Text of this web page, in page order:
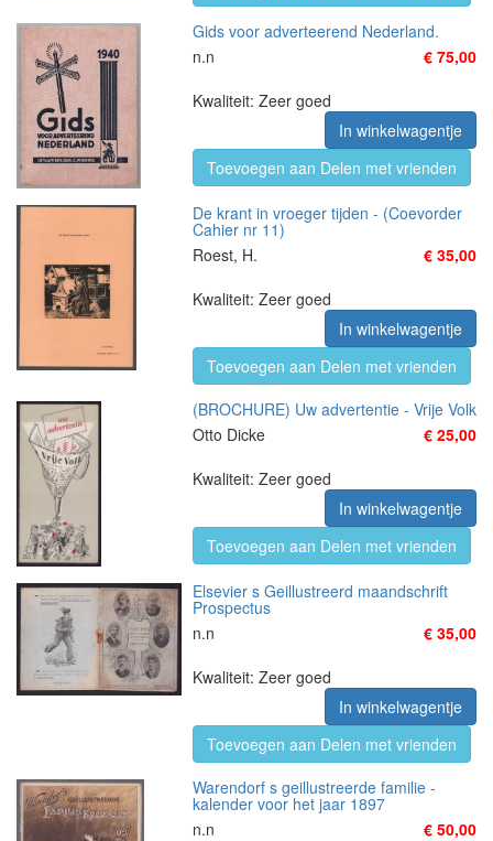
Gids voor adverteerend Nederland.
n.n
€ 75,00
Kwaliteit: Zeer goed
In winkelwagentje
Toevoegen aan Delen met vrienden
De krant in vroeger tijden - (Coevorder
Cahier nr 11)
Roest, H.
€ 35,00
Kwaliteit: Zeer goed
In winkelwagentje
Toevoegen aan Delen met vrienden
(BROCHURE) Uw advertentie - Vrije Volk
Otto Dicke
€ 25,00
Kwaliteit: Zeer goed
In winkelwagentje
Toevoegen aan Delen met vrienden
Elsevier s Geillustreerd maandschrift
Prospectus
n.n
€ 35,00
Kwaliteit: Zeer goed
In winkelwagentje
Toevoegen aan Delen met vrienden
Warendorf s geillustreerde familie -
kalender voor het jaar 1897
n.n
€ 50,00